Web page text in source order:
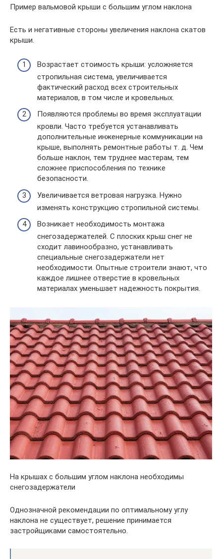
Пример вальмовой крыши с большим углом наклона
Есть и негативные стороны увеличения наклона скатов
крыши.
Возрастает стоимость крыши: усложняется
стропильная система, увеличивается
фактический расход всех строительных
материалов, в том числе и кровельных.
Появляются проблемы во время эксплуатации
кровли. Часто требуется устанавливать
дополнительные инженерные коммуникации на
крыше, выполнять ремонтные работы т. д. Чем
больше наклон, тем труднее мастерам, тем
сложнее приспособления по технике
безопасности.
Увеличивается ветровая нагрузка. Нужно
изменять конструкцию стропильной системы.
Возникает необходимость монтажа
снегозадержателей. С плоских крыш снег не
сходит лавинообразно, устанавливать
специальные снегозадержатели нет
необходимости. Опытные строители знают, что
каждое лишнее отверстие в кровельных
материалах уменьшает надежность покрытия.
На крышах с большим углом наклона необходимы
снегозадержатели
Однозначной рекомендации по оптимальному углу
наклона не существует, решение принимается
застройщиками самостоятельно.